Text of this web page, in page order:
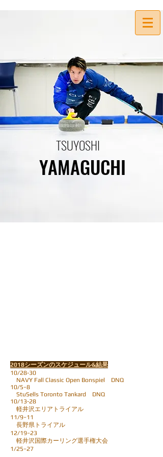
TSUYOSHI
YAMAGUCHI
2018シーズンのスケジュール&結果
10/28-30
NAVY Fall Classic Open Bonspiel DNQ
10/5−8
StuSells Toronto Tankard DNQ
10/13-28
軽井沢エリアトライアル
11/9−11
長野県トライアル
12/19−23
軽井沢国際カーリング選手権大会
1/25−27